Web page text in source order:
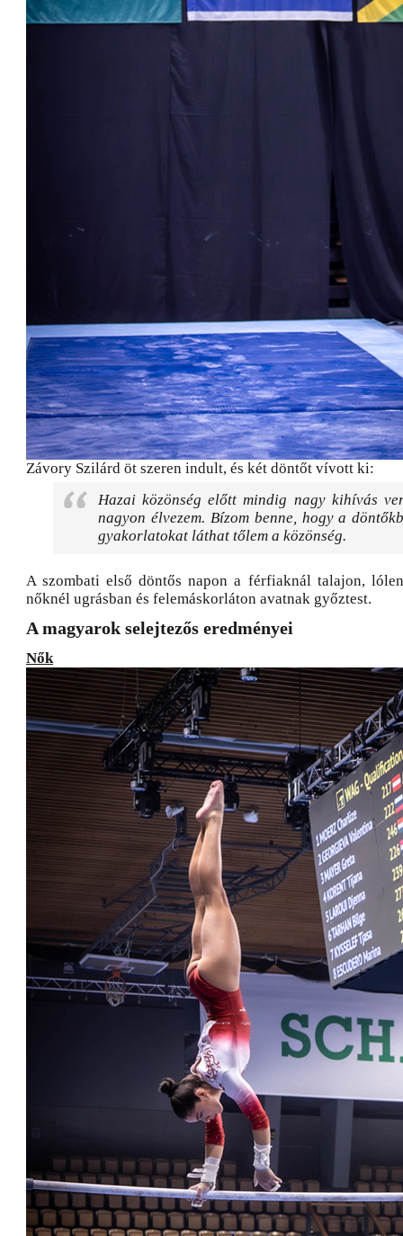
Závory Szilárd öt szeren indult, és két döntőt vívott ki:
Hazai közönség előtt mindig nagy kihívás
nagyon élvezem. Bízom benne, hogy a
gyakorlatokat láthat tőlem a közönség.
A szombati első döntős napon a férfiaknál talajon,
nőknél ugrásban és felemáskorláton avatnak győztest.
A magyarok selejtezős eredményei
Nők